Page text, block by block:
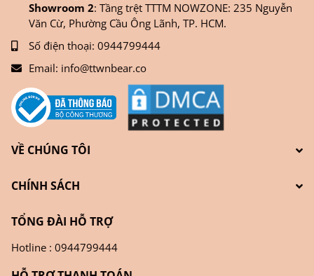
Showroom 2: Tầng trệt TTTM NOWZONE: 235 Nguyễn
Văn Cừ, Phường Cầu Ông Lãnh, TP. HCM.
Số điện thoại: 0944799444
Email: info@ttwnbear.co
VỀ CHÚNG TÔI
CHÍNH SÁCH
TỔNG ĐÀI HỖ TRỢ
Hotline : 0944799444